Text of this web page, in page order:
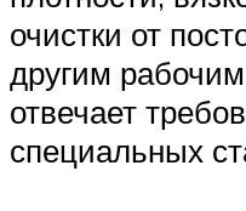
очистки от
другим
отвечает
специальных